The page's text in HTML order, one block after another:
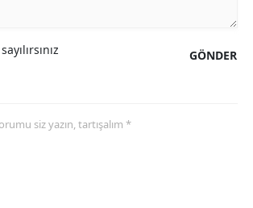
GÖNDER
siz yazın, tartışalım *